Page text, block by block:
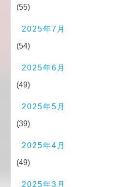
(55)
2025年7月
(54)
2025年6月
(49)
2025年5月
(39)
2025年4月
(49)
2025年3月